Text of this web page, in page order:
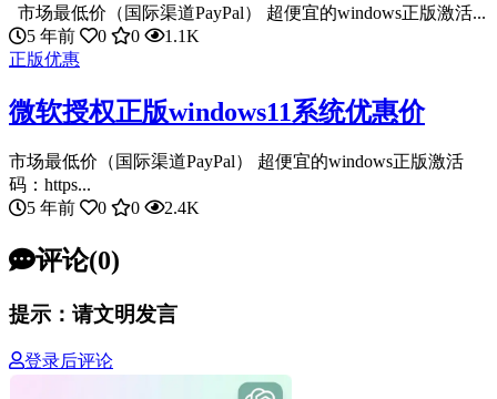
市场最低价（国际渠道PayPal） 超便宜的windows正版激活...
5 年前
0 0
1.1K
正版优惠
微软授权正版windows11系统优惠价
市场最低价（国际渠道PayPal） 超便宜的windows正版激活
码：https...
5 年前
0 0 2.4K
评论(0)
提示：请文明发言
登录后评论